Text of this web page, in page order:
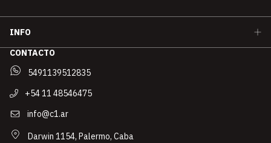
INFO
CONTACTO
5491139512835
+54 11 48546475
info@c1.ar
Darwin 1154, Palermo, Caba